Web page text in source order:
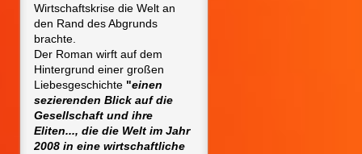
Wirtschaftskrise die Welt an
den Rand des Abgrunds
brachte.
Der Roman wirft auf dem
Hintergrund einer großen
Liebesgeschichte "einen
sezierenden Blick auf die
Gesellschaft und ihre
Eliten..., die die Welt im Jahr
2008 in eine wirtschaftliche